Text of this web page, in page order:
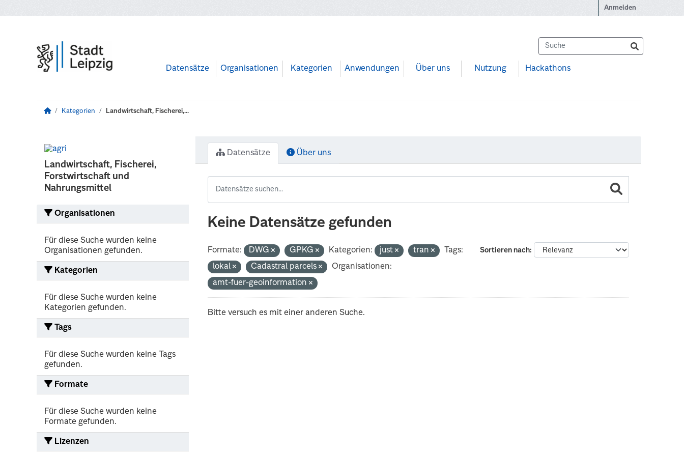
Anmelden
Datensätze Organisationen Kategorien Anwendungen Über uns Nutzung Hackathons
Kategorien Landwirtschaft, Fischerei,...
Landwirtschaft, Fischerei,
Forstwirtschaft und
Nahrungsmittel
Organisationen
Für diese Suche wurden keine
Organisationen gefunden.
Kategorien
Für diese Suche wurden keine
Kategorien gefunden.
Tags
Für diese Suche wurden keine Tags
gefunden.
Formate
Für diese Suche wurden keine
Formate gefunden.
Lizenzen
Datensätze Über uns
Keine Datensätze gefunden
Sortieren nach
Formate: DWG GPKG Kategorien: just tran
Tags:
lokal
Cadastral parcels
Organisationen:
amt-fuer-geoinformation
Bitte versuch es mit einer anderen Suche.